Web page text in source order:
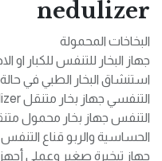
nedulizer
البخاخات المحمولة
جهاز البخار للتنفس للكبار او
استنشاق البخار الطبي في حالة
التنفس جهاز بخار محمول
الحساسية والربو قناع
جهاز تبخيرة صغير وعملي